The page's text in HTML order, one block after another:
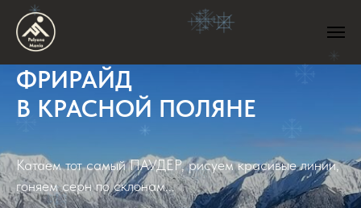
ФРИРАЙД
В КРАСНОЙ ПОЛЯНЕ
Катаем тот самый ПАУДЕР, рисуем красивые линии,
гоняем серн по склонам...